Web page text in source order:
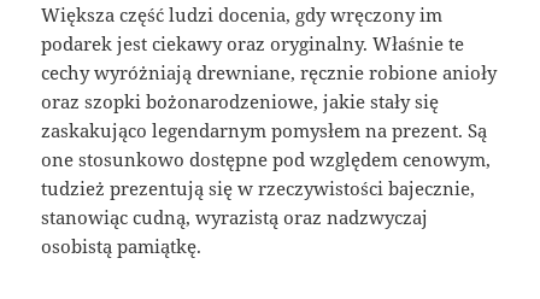
Większa część ludzi docenia, gdy wręczony im
podarek jest ciekawy oraz oryginalny. Właśnie te
cechy wyróżniają drewniane, ręcznie robione anioły
oraz szopki bożonarodzeniowe, jakie stały się
zaskakująco legendarnym pomysłem na prezent. Są
one stosunkowo dostępne pod względem cenowym,
tudzież prezentują się w rzeczywistości bajecznie,
stanowiąc cudną, wyrazistą oraz nadzwyczaj
osobistą pamiątkę.